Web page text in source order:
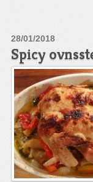
28/01/2018
Spicy